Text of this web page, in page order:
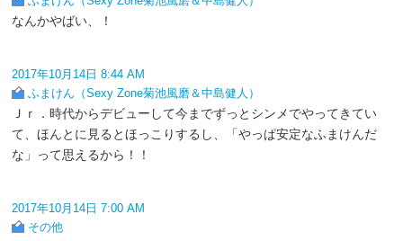
なんかやばい、！
2017年10月14日 8:44 AM
ふまけん（Sexy Zone菊池風磨＆中島健人）
Ｊｒ．時代からデビューして今までずっとシンメでやってきてい
て、ほんとに見るとほっこりするし、「やっぱ安定なふまけんだ
な」って思えるから！！
2017年10月14日 7:00 AM
その他